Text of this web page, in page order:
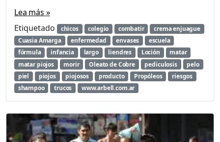
Lea más »
Etiquetado
chicos colegio combatir
crema enjuague
Cuasia Amarga
enfermedad envases
escuela
fórmula
infancia largo liendres Loción
matar
matar piojos
morir Oleato de Cobre pediculosis
pelo
piel
piojos piojosos producto Propóleos
riesgos
shampoo
trucos www.arbell.com.ar